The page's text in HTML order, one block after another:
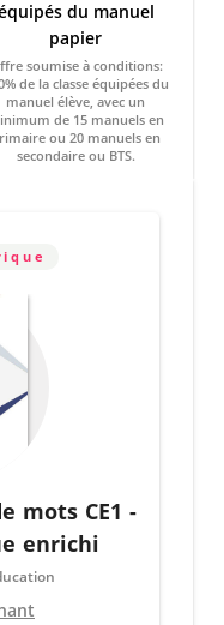
du manuel
papier
soumise à conditions:
de la classe équipées du
manuel élève, avec un
de 15 manuels en
ou 20 manuels en
secondaire ou BTS.
mots CE1 -
enrichi